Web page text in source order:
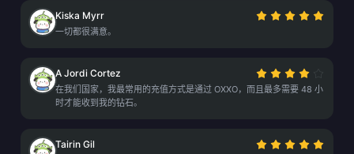
Kiska Myrr
一切都很满意。
A Jordi Cortez
在我们国家，我最常用的充值方式是通过 OXXO，而且最多需要 48 小
时才能收到我的钻石。
Tairin Gil